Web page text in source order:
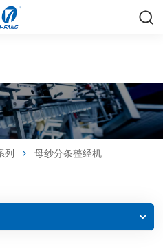
列 母纱分条整经机